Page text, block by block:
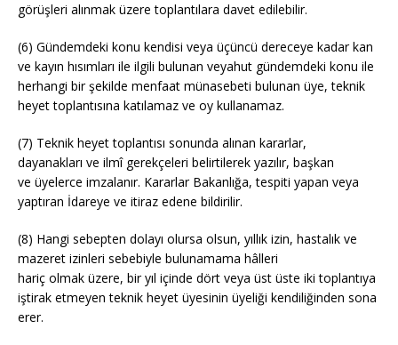
görüşleri alınmak üzere toplantılara davet edilebilir.
(6) Gündemdeki konu kendisi veya üçüncü dereceye kadar kan
ve kayın hısımları ile ilgili bulunan veyahut gündemdeki konu ile
herhangi bir şekilde menfaat münasebeti bulunan üye, teknik
heyet toplantısına katılamaz ve oy kullanamaz.
(7) Teknik heyet toplantısı sonunda alınan kararlar,
dayanakları ve ilmî gerekçeleri belirtilerek yazılır, başkan
ve üyelerce imzalanır. Kararlar Bakanlığa, tespiti yapan veya
yaptıran İdareye ve itiraz edene bildirilir.
(8) Hangi sebepten dolayı olursa olsun, yıllık izin, hastalık ve
mazeret izinleri sebebiyle bulunamama hâlleri
hariç olmak üzere, bir yıl içinde dört veya üst üste iki toplantıya
iştirak etmeyen teknik heyet üyesinin üyeliği kendiliğinden sona
erer.